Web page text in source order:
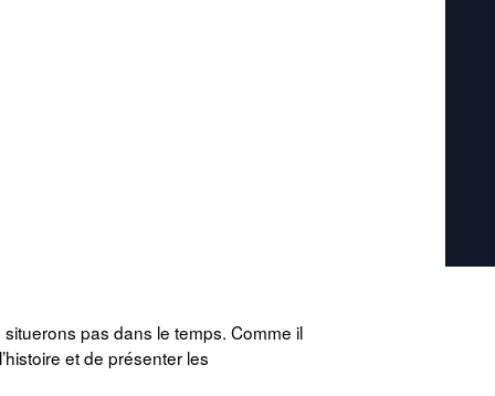
pas dans le temps. Comme il
et de présenter les